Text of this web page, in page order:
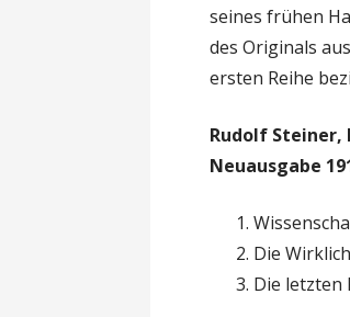
seines frühen
des Originals
ersten Reihe
Rudolf Steiner,
Neuausgabe
Die
Die letzten